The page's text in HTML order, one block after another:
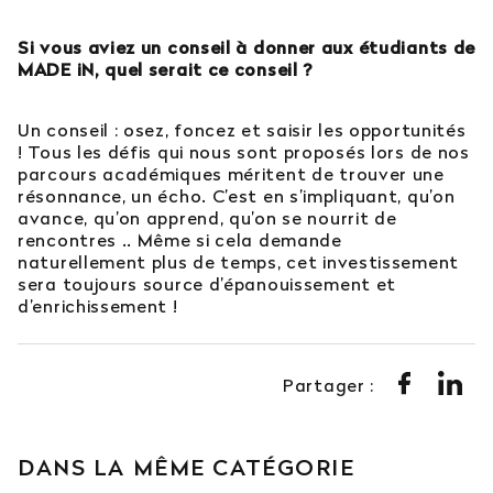
Si vous aviez un conseil à donner aux étudiants de
MADE iN, quel serait ce conseil ?
Un conseil : osez, foncez et saisir les opportunités
! Tous les défis qui nous sont proposés lors de nos
parcours académiques méritent de trouver une
résonnance, un écho. C’est en s’impliquant, qu’on
avance, qu’on apprend, qu’on se nourrit de
rencontres .. Même si cela demande
naturellement plus de temps, cet investissement
sera toujours source d’épanouissement et
d’enrichissement !
Partager :
DANS LA MÊME CATÉGORIE